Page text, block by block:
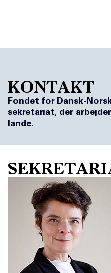
KONTAKT
Fondet for Dansk-
sekretariat, der
lande.